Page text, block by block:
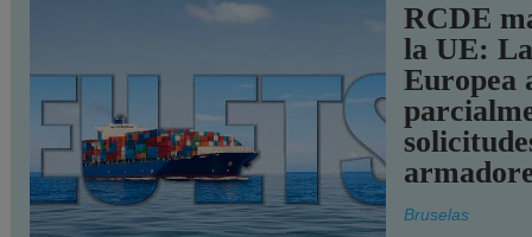
RCDE
la UE:
Europea
Bruselas